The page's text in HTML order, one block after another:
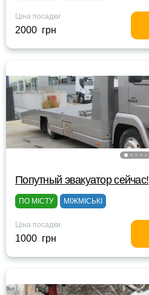
Ціна посадки
2000 грн
Попутный эвакуатор сейчас!
ПО МІСТУ МІЖМІСЬКІ
Ціна посадки
1000 грн